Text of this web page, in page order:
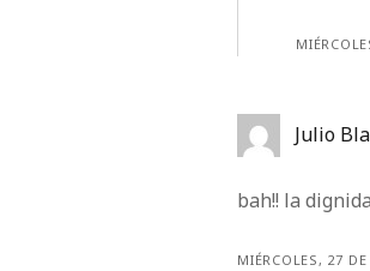
Julio
bah!! la
MIÉRCOLES, 27